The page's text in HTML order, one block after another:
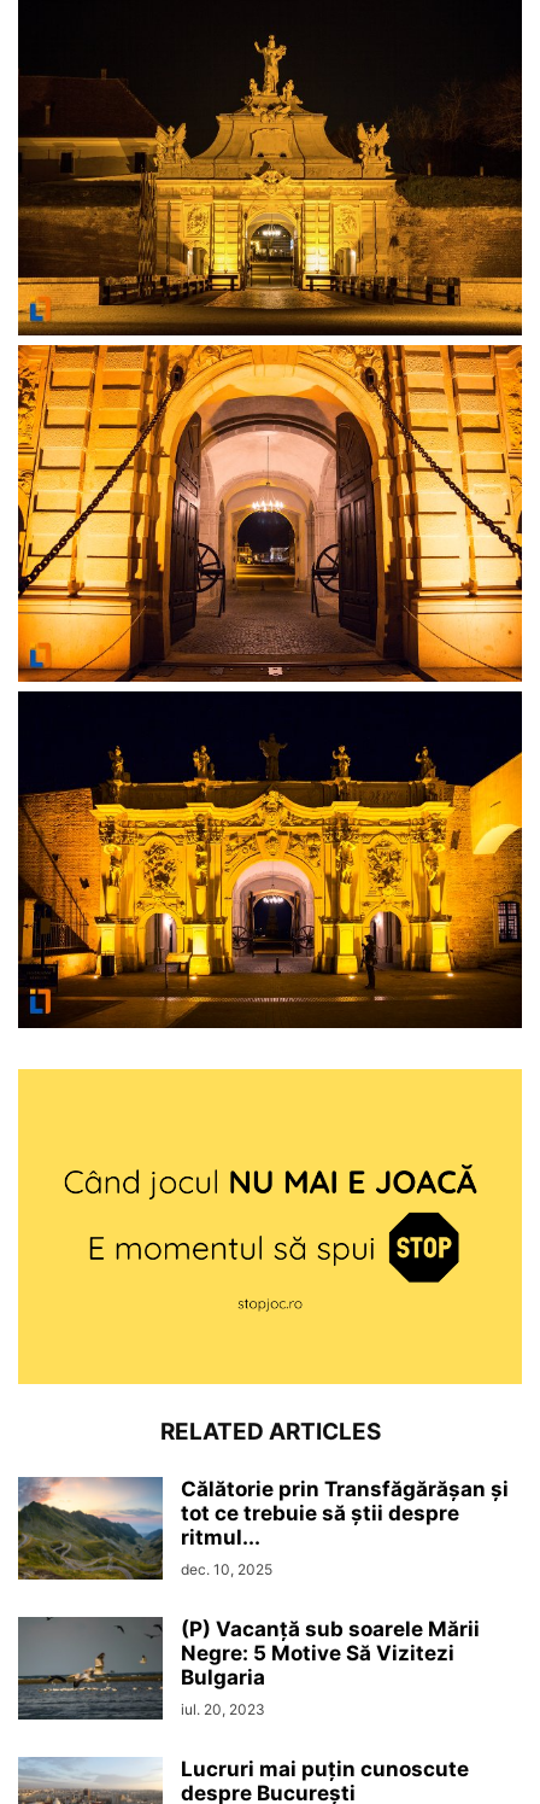
RELATED ARTICLES
Călătorie prin Transfăgărășan și
tot ce trebuie să știi despre
ritmul...
dec. 10, 2025
(P) Vacanță sub soarele Mării
Negre: 5 Motive Să Vizitezi
Bulgaria
iul. 20, 2023
Lucruri mai puțin cunoscute
despre București